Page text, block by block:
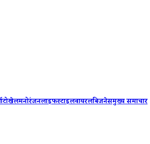
खेलमनोरंजनलाइफस्टाइलवायरलबिजनेसमुख्य समाचार